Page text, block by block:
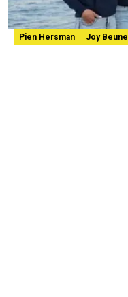
Pien Hersman Joy Beune